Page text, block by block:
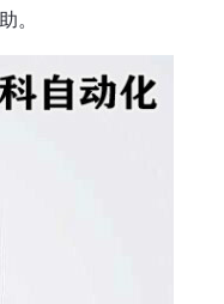
。